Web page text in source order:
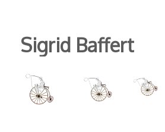
Sigrid Baffert